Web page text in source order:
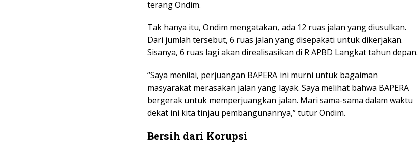
terang Ondim.
Tak hanya itu, Ondim mengatakan, ada 12 ruas jalan yang diusulkan.
Dari jumlah tersebut, 6 ruas jalan yang disepakati untuk dikerjakan.
Sisanya, 6 ruas lagi akan direalisasikan di R APBD Langkat tahun depan.
“Saya menilai, perjuangan BAPERA ini murni untuk bagaiman
masyarakat merasakan jalan yang layak. Saya melihat bahwa BAPERA
bergerak untuk memperjuangkan jalan. Mari sama-sama dalam waktu
dekat ini kita tinjau pembangunannya,” tutur Ondim.
Bersih dari Korupsi